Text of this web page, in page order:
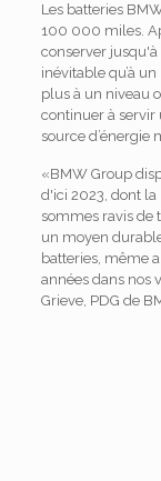
Les batteries
100 000 miles.
conserver jusqu'à
inévitable qu’à
plus à un niveau
continuer à servir
source d’énergie
«BMW Group
d'ici 2023, dont
sommes ravis de
un moyen
batteries, même
années dans nos
Grieve, PDG de